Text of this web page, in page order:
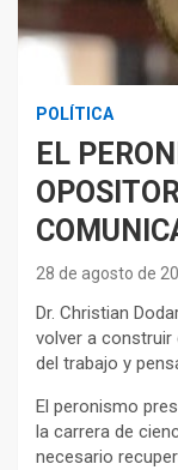
POLÍTICA
EL
28 de agosto de
Dr. Christian
volver a construir
del trabajo y
El peronismo
la carrera de
necesario